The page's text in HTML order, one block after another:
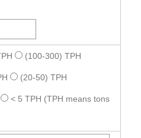
(100-300) TPH
(20-50) TPH
< 5 TPH (TPH means tons